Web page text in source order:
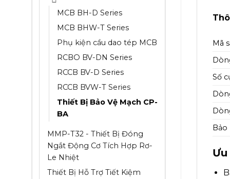
MCB BH-D Series
MCB BHW-T Series
Phụ kiện cầu dao tép MCB
RCBO BV-DN Series
RCCB BV-D Series
RCCB BVW-T Series
Thiết Bị Bảo Vệ Mạch CP-
BA
MMP-T32 - Thiết Bị Đóng
Ngắt Động Cơ Tích Hợp Rơ-
Le Nhiệt
Thiết Bị Hỗ Trợ Tiết Kiệm
Mã
Số
Bảo